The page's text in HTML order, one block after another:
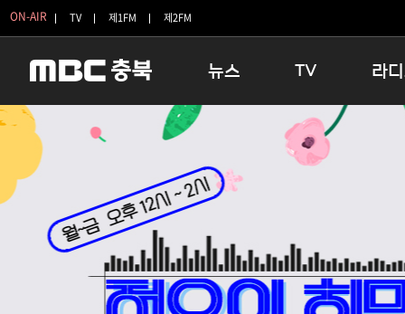
ON-AIR TV 제1FM 제2FM
뉴스
충청북도
청주
충주
단양
보은
영동
TV
생방송 활기찬 저녁
프라임인터뷰
전국시대
시청자 FLEX
특집프로그램
라